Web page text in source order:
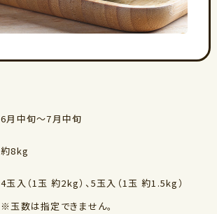
6月中旬～7月中旬
約8kg
4玉入（1玉 約2kg）、5玉入（1玉 約1.5kg）
※玉数は指定できません。